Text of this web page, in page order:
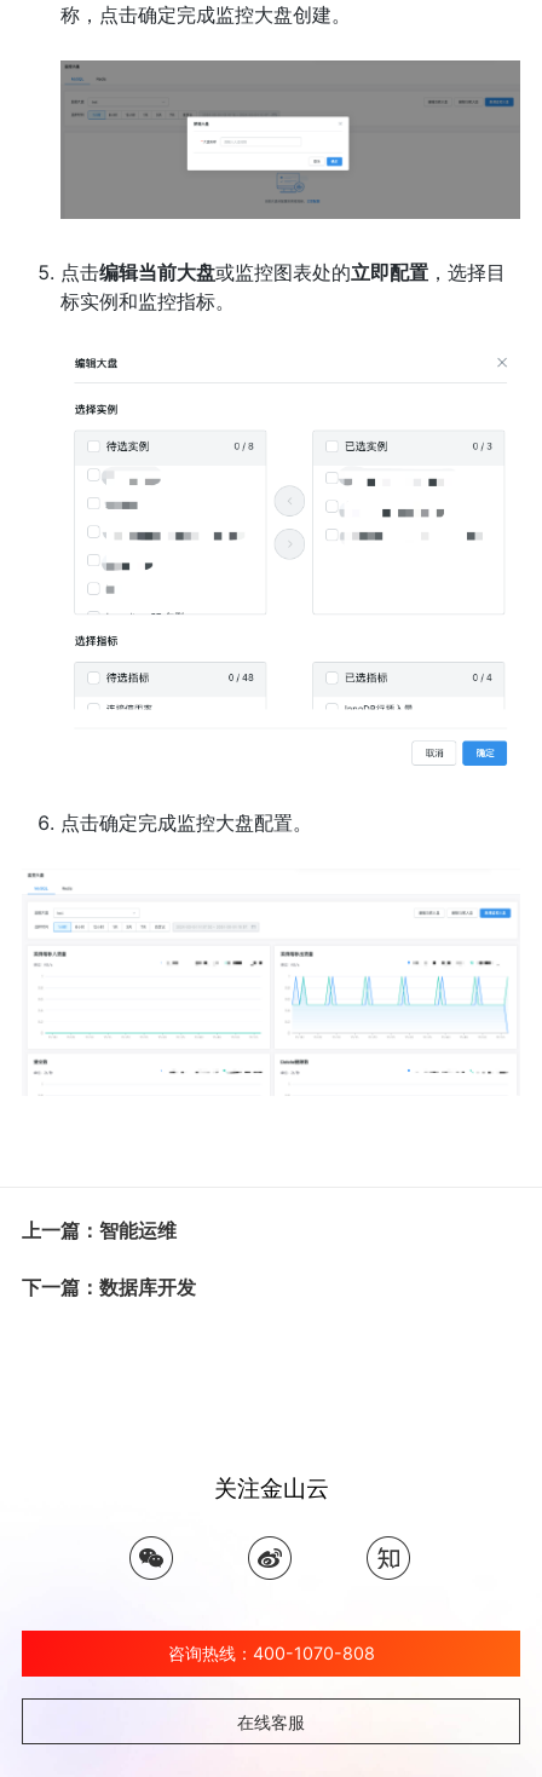
称，点击确定完成监控大盘创建。
点击编辑当前大盘或监控图表处的立即配置，选择目
标实例和监控指标。
点击确定完成监控大盘配置。
上一篇：智能运维
下一篇：数据库开发
关注金山云
咨询热线：400-1070-808
在线客服